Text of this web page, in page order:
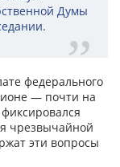
Думы
федерального
— почти на
чрезвычайной
эти вопросы